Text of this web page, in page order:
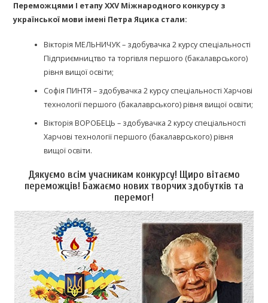
Переможцями І етапу ХХV Міжнародного конкурсу з
української мови імені Петра Яцика стали:
Вікторія МЕЛЬНИЧУК – здобувачка 2 курсу спеціальності
Підприємництво та торгівля першого (бакалаврського)
рівня вищої освіти;
Софія ПИНТЯ – здобувачка 2 курсу спеціальності Харчові
технології першого (бакалаврського) рівня вищої освіти;
Вікторія ВОРОБЕЦЬ – здобувачка 2 курсу спеціальності
Харчові технології першого (бакалаврського) рівня
вищої освіти.
Дякуємо всім учасникам конкурсу! Щиро вітаємо
переможців! Бажаємо нових творчих здобутків та
перемог!